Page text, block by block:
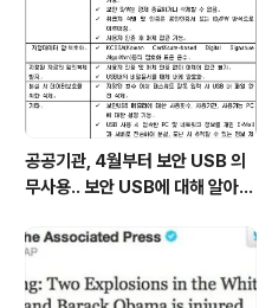
공공기관, 4월부터 보안 USB 의
무사용.. 보안 USB에 대해 알아봅